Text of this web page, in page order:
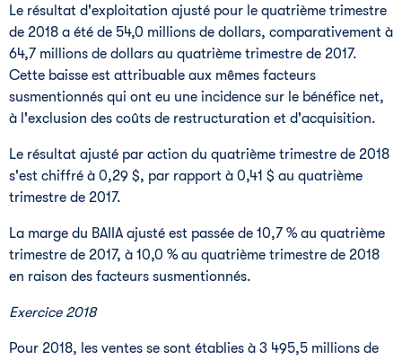
Le résultat d'exploitation ajusté pour le quatrième trimestre
de 2018 a été de 54,0 millions de dollars, comparativement à
64,7 millions de dollars au quatrième trimestre de 2017.
Cette baisse est attribuable aux mêmes facteurs
susmentionnés qui ont eu une incidence sur le bénéfice net,
à l'exclusion des coûts de restructuration et d'acquisition.
Le résultat ajusté par action du quatrième trimestre de 2018
s'est chiffré à 0,29 $, par rapport à 0,41 $ au quatrième
trimestre de 2017.
La marge du BAIIA ajusté est passée de 10,7 % au quatrième
trimestre de 2017, à 10,0 % au quatrième trimestre de 2018
en raison des facteurs susmentionnés.
Exercice 2018
Pour 2018, les ventes se sont établies à 3 495,5 millions de